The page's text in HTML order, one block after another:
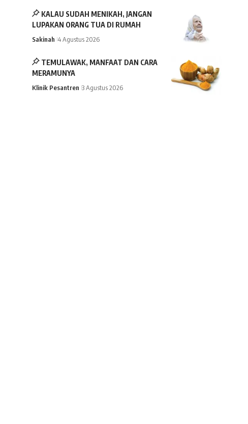
KALAU SUDAH MENIKAH, JANGAN
LUPAKAN ORANG TUA DI RUMAH
Sakinah 4 Agustus 2026
TEMULAWAK, MANFAAT DAN CARA
MERAMUNYA
Klinik Pesantren 3 Agustus 2026